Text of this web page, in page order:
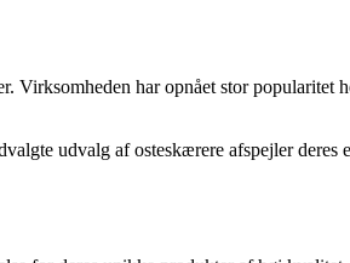
har opnået stor popularitet
udvalg af osteskærere afspejler deres